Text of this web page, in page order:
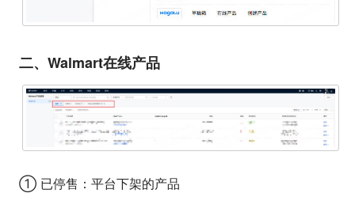
二、Walmart在线产品
① 已停售：平台下架的产品